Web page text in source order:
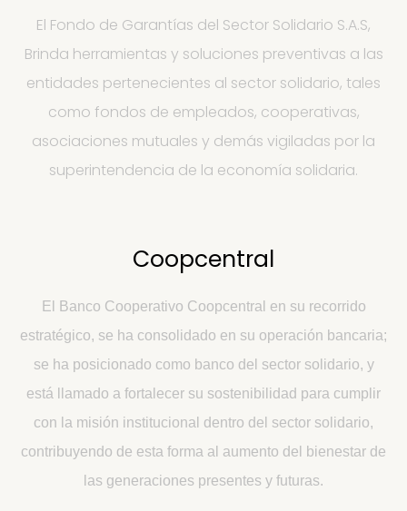
El Fondo de Garantías del Sector Solidario S.A.S,
Brinda herramientas y soluciones preventivas a las
entidades pertenecientes al sector solidario, tales
como fondos de empleados, cooperativas,
asociaciones mutuales y demás vigiladas por la
superintendencia de la economía solidaria.
Coopcentral
El Banco Cooperativo Coopcentral en su recorrido
estratégico, se ha consolidado en su operación bancaria;
se ha posicionado como banco del sector solidario, y
está llamado a fortalecer su sostenibilidad para cumplir
con la misión institucional dentro del sector solidario,
contribuyendo de esta forma al aumento del bienestar de
las generaciones presentes y futuras.